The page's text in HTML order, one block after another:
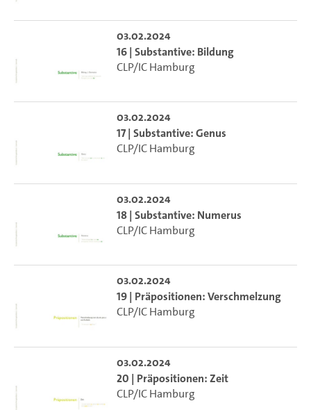
03.02.2024
16 | Substantive: Bildung
CLP/IC Hamburg
03.02.2024
17 | Substantive: Genus
CLP/IC Hamburg
03.02.2024
18 | Substantive: Numerus
CLP/IC Hamburg
03.02.2024
19 | Präpositionen: Verschmelzung
CLP/IC Hamburg
03.02.2024
20 | Präpositionen: Zeit
CLP/IC Hamburg